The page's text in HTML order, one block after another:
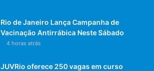
Rio de Janeiro Lança Campanha de
Vacinação Antirrábica Neste Sábado
4 horas atrás
JUVRio oferece 250 vagas em curso